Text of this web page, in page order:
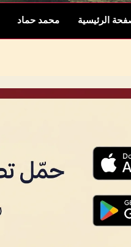
الرئيسية محمد حماد